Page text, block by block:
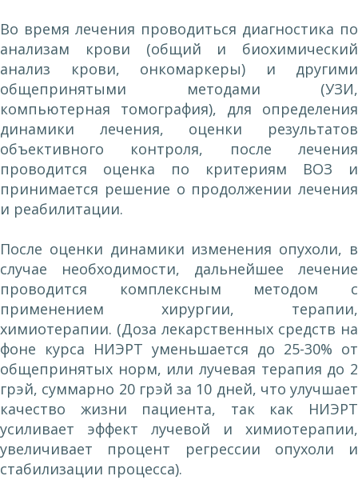
Во время лечения проводиться диагностика по
анализам крови (общий и биохимический
анализ крови, онкомаркеры) и другими
общепринятыми методами (УЗИ,
компьютерная томография), для определения
динамики лечения, оценки результатов
объективного контроля, после лечения
проводится оценка по критериям ВОЗ и
принимается решение о продолжении лечения
и реабилитации.
После оценки динамики изменения опухоли, в
случае необходимости, дальнейшее лечение
проводится комплексным методом с
применением хирургии, терапии,
химиотерапии. (Доза лекарственных средств на
фоне курса НИЭРТ уменьшается до 25-30% от
общепринятых норм, или лучевая терапия до 2
грэй, суммарно 20 грэй за 10 дней, что улучшает
качество жизни пациента, так как НИЭРТ
усиливает эффект лучевой и химиотерапии,
увеличивает процент регрессии опухоли и
стабилизации процесса).